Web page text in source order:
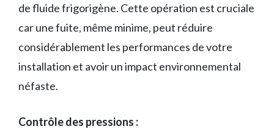
de fluide frigorigène. Cette opération est cruciale
car une fuite, même minime, peut réduire
considérablement les performances de votre
installation et avoir un impact environnemental
néfaste.
Contrôle des pressions :